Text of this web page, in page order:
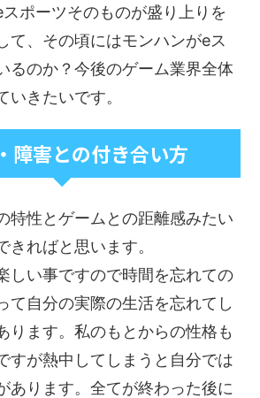
ポーツそのものが盛り上りを
て、その頃にはモンハンがeス
るのか？今後のゲーム業界全体
いきたいです。
障害との付き合い方
特性とゲームとの距離感みたい
きればと思います。
しい事ですので時間を忘れての
て自分の実際の生活を忘れてし
ります。私のもとからの性格も
すが熱中してしまうと自分では
あります。全てが終わった後に